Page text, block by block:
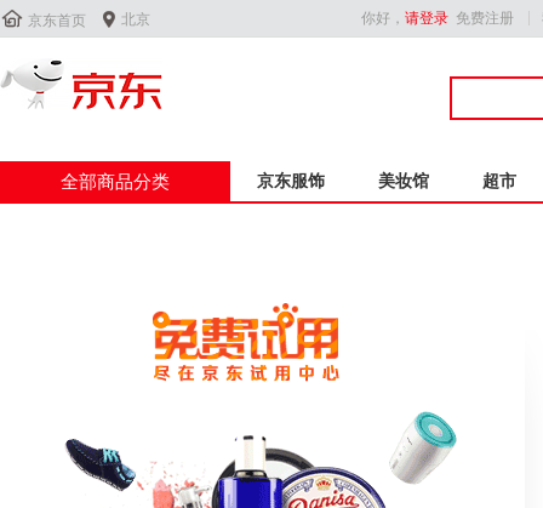
 京东首页  北京 你好， 请登录 免费注册
全部商品分类 京东服饰 美妆馆 超市